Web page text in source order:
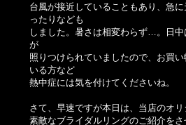
台風が接近していることもあり、急
ったりなども
しました。暑さは相変わらず…。日中
が
照りつけられていましたので、お買
いる方など
熱中症には気を付けてくださいね。
さて、早速ですが本日は、当店のオ
素敵なブライダルリングのご紹介を